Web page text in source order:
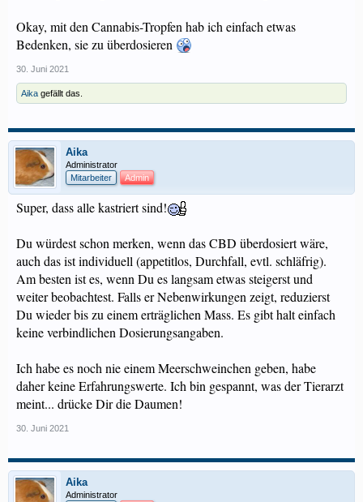
Okay, mit den Cannabis-Tropfen hab ich einfach etwas
Bedenken, sie zu überdosieren
30. Juni 2021
Aika gefällt das.
Aika
Administrator
Mitarbeiter
Admin
Super, dass alle kastriert sind!
Du würdest schon merken, wenn das CBD überdosiert wäre,
auch das ist individuell (appetitlos, Durchfall, evtl. schläfrig).
Am besten ist es, wenn Du es langsam etwas steigerst und
weiter beobachtest. Falls er Nebenwirkungen zeigt, reduzierst
Du wieder bis zu einem erträglichen Mass. Es gibt halt einfach
keine verbindlichen Dosierungsangaben.
Ich habe es noch nie einem Meerschweinchen geben, habe
daher keine Erfahrungswerte. Ich bin gespannt, was der Tierarzt
meint... drücke Dir die Daumen!
30. Juni 2021
Aika
Administrator